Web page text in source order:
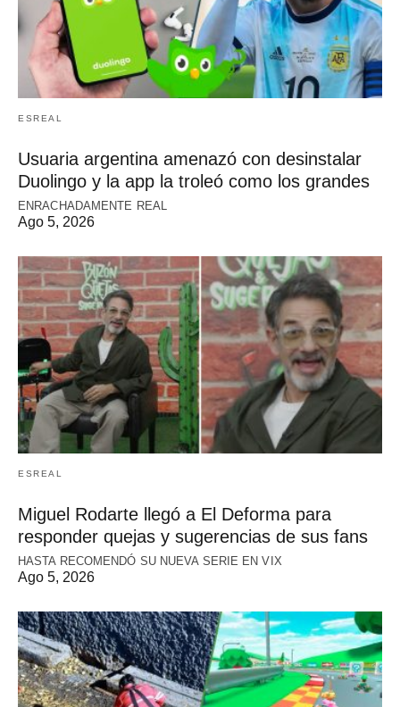
ESREAL
Usuaria argentina amenazó con desinstalar
Duolingo y la app la troleó como los grandes
ENRACHADAMENTE REAL
Ago 5, 2026
ESREAL
Miguel Rodarte llegó a El Deforma para
responder quejas y sugerencias de sus fans
HASTA RECOMENDÓ SU NUEVA SERIE EN VIX
Ago 5, 2026